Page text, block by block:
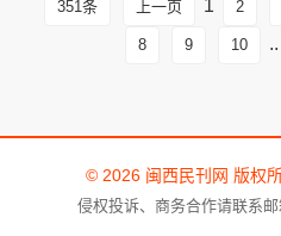
351条 上一页 1 2
8 9 10 ..
© 2026 闽西民刊网 版权
侵权投诉、商务合作请联系